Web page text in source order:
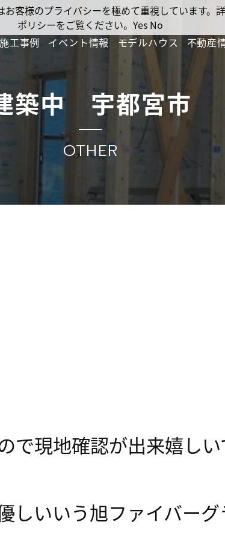
施工事例 イベント情報 モデルハウス 不動産
築中 宇都宮市
OTHER
現地確認が出来嬉しい
いいう旭ファイバーグ
客様のプライバシーを極めて重視しています
ポリシーをご覧ください。 Yes No